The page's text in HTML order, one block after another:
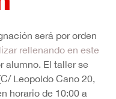
será por orden
rellenando en este
alumno. El taller se
Leopoldo Cano 20,
horario de 10:00 a